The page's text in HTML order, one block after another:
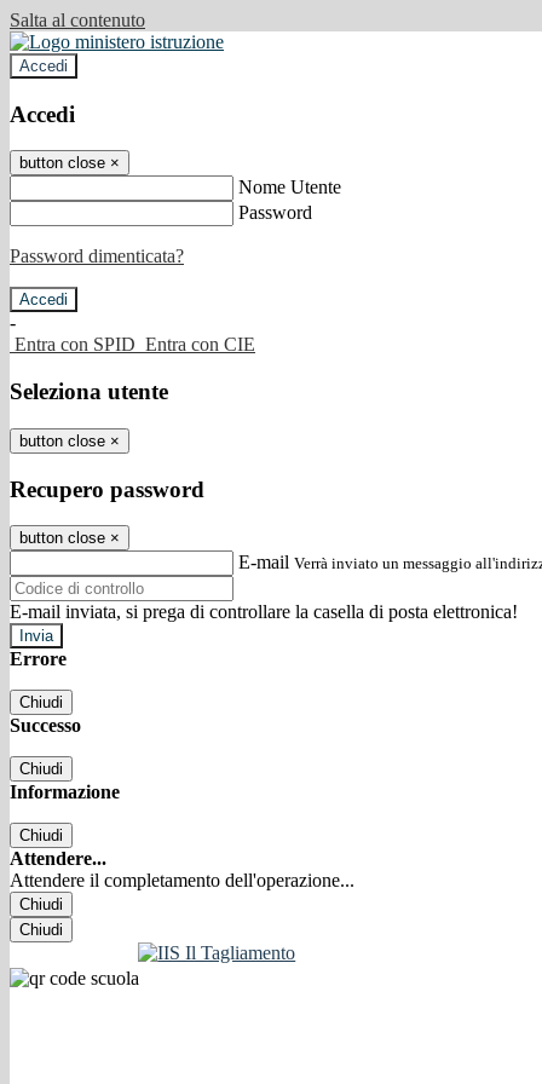
Salta al contenuto
Accedi
Accedi
button close ×
Nome Utente
Password
Password dimenticata?
-
Entra con SPID Entra con CIE
Seleziona utente
button close ×
Recupero password
button close ×
E-mail Verrà inviato un messaggio
E-mail inviata, si prega di controllare la casella di posta elettronica!
Errore
Chiudi
Successo
Chiudi
Informazione
Chiudi
Attendere...
Attendere il completamento dell'operazione...
Chiudi
Chiudi